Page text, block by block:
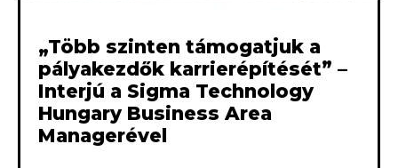
„Több szinten támogatjuk a
pályakezdők karrierépítését” –
Interjú a Sigma Technology
Hungary Business Area
Managerével